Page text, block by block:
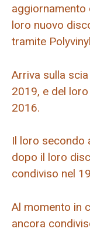
aggiornamento
loro nuovo
tramite
Arriva sulla
2019, e del
2016.
Il loro secondo
dopo il loro
condiviso nel
Al momento in
ancora